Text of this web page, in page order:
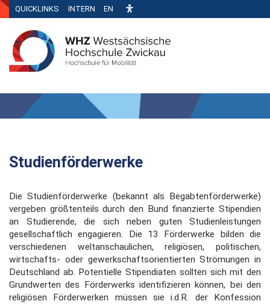
QUICKLINKS INTERN EN
Studienförderwerke
Die Studienförderwerke (bekannt als Begabtenförderwerke)
vergeben größtenteils durch den Bund finanzierte Stipendien
an Studierende, die sich neben guten Studienleistungen
gesellschaftlich engagieren. Die 13 Förderwerke bilden die
verschiedenen weltanschaulichen, religiösen, politischen,
wirtschafts- oder gewerkschaftsorientierten Strömungen in
Deutschland ab. Potentielle Stipendiaten sollten sich mit den
Grundwerten des Förderwerks identifizieren können, bei den
religiösen Förderwerken müssen sie i.d.R. der Konfession